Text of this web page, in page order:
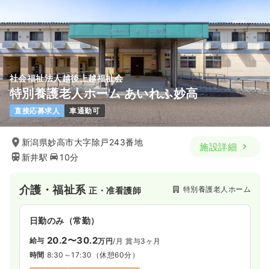
気になる 詳細を見る
介護・福祉系正・准看護師 療養型病院
日勤のみ（常勤）
給与 20.1〜28.3万円/月
時間 8:30～17:00 （休憩60分）
残業月5時間
気になる 詳細を見る
2交代（常勤）
給与 20.1〜28.3 万円/月 賞与3ヶ月
社会福祉法人越後上越福祉会
特別養護老人ホーム あいれふ妙高
直接応募求人 車通勤可
新潟県妙高市大字除戸243番地
新井駅
10分
施設詳細
介護・福祉系正・准看護師 特別養護老人ホーム
日勤のみ（常勤）
給与 20.2〜30.2万円/月 賞与3ヶ月
時間 8:30～17:30 （休憩60分）